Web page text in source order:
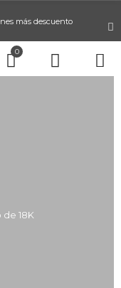
más descuento
0
18K